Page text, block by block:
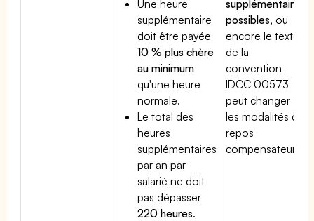
Une heure
supplémentaire
doit être payée
10 % plus chère
au minimum
qu'une heure
normale.
Le total des
heures
supplémentaires
par an par
salarié ne doit
pas dépasser
220 heures.
supplémentaires
possibles, ou
encore le texte
de la
convention
IDCC 00573
peut changer
les modalités du
repos
compensateur.